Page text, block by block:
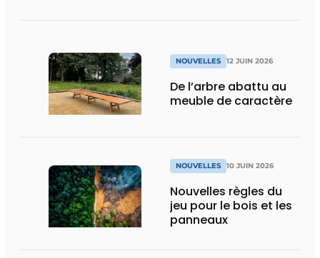
NOUVELLES 12 JUIN 2026
De l’arbre abattu au
meuble de caractère
NOUVELLES 10 JUIN 2026
Nouvelles règles du
jeu pour le bois et les
panneaux